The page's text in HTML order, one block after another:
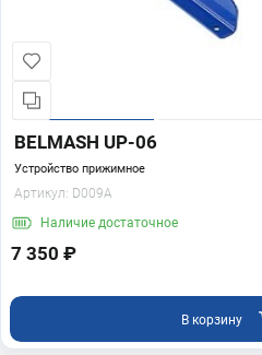
BELMASH UP-06
Устройство прижимное
Артикул: D009A
Наличие достаточное
7 350 ₽
В корзину